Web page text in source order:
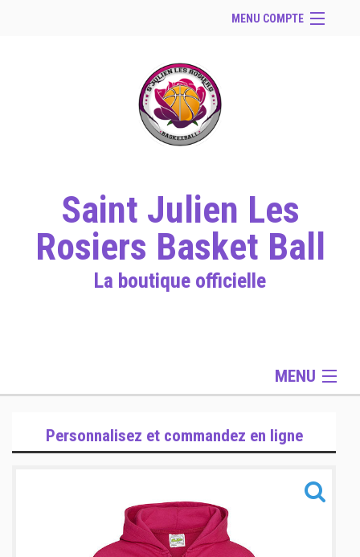
MENU COMPTE
Site Web du club
Facebook
Se connecter
Panier (vide
Saint Julien Les
Rosiers Basket Ball
La boutique officielle
MENU
Gamme Accessoires
Personnalisez et commandez en ligne